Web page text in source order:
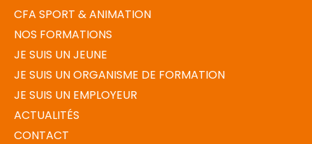
CFA SPORT & ANIMATION
NOS FORMATIONS
JE SUIS UN JEUNE
JE SUIS UN ORGANISME DE FORMATION
JE SUIS UN EMPLOYEUR
ACTUALITÉS
CONTACT